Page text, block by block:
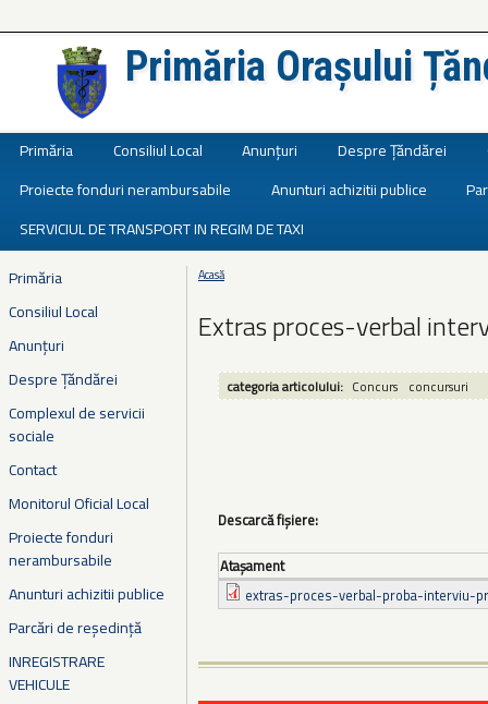
Primăria Orașului
Primăria Consiliul Local Anunțuri Despre Țăndărei
Proiecte fonduri nerambursabile
Anunturi achizitii publice
SERVICIUL DE TRANSPORT IN REGIM DE TAXI
Primăria
Consiliul Local
Anunțuri
Despre Țăndărei
Complexul de servicii
sociale
Contact
Monitorul Oficial Local
Proiecte fonduri
nerambursabile
Anunturi achizitii publice
Parcări de reședință
INREGISTRARE
VEHICULE
Eşti aici
Acasă
Extras proces-verbal
categoria articolului: Concurs concursuri
Descarcă fișiere:
Ataşament
extras-proces-verbal-proba-interviu-